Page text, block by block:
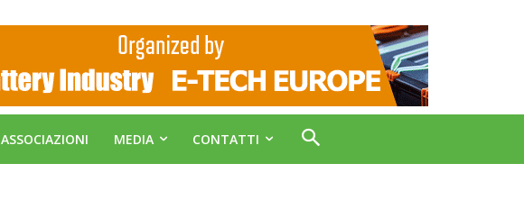
ASSOCIAZIONI MEDIA CONTATTI